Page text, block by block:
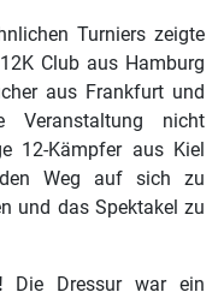
Turniers zeigte
Club aus Hamburg
aus Frankfurt und
Veranstaltung nicht
12-Kämpfer aus Kiel
Weg auf sich zu
und das Spektakel zu
Die Dressur war ein